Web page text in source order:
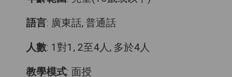
語言: 廣東話, 普通話
人數: 1對1, 2至4人, 多於4人
教學模式: 面授